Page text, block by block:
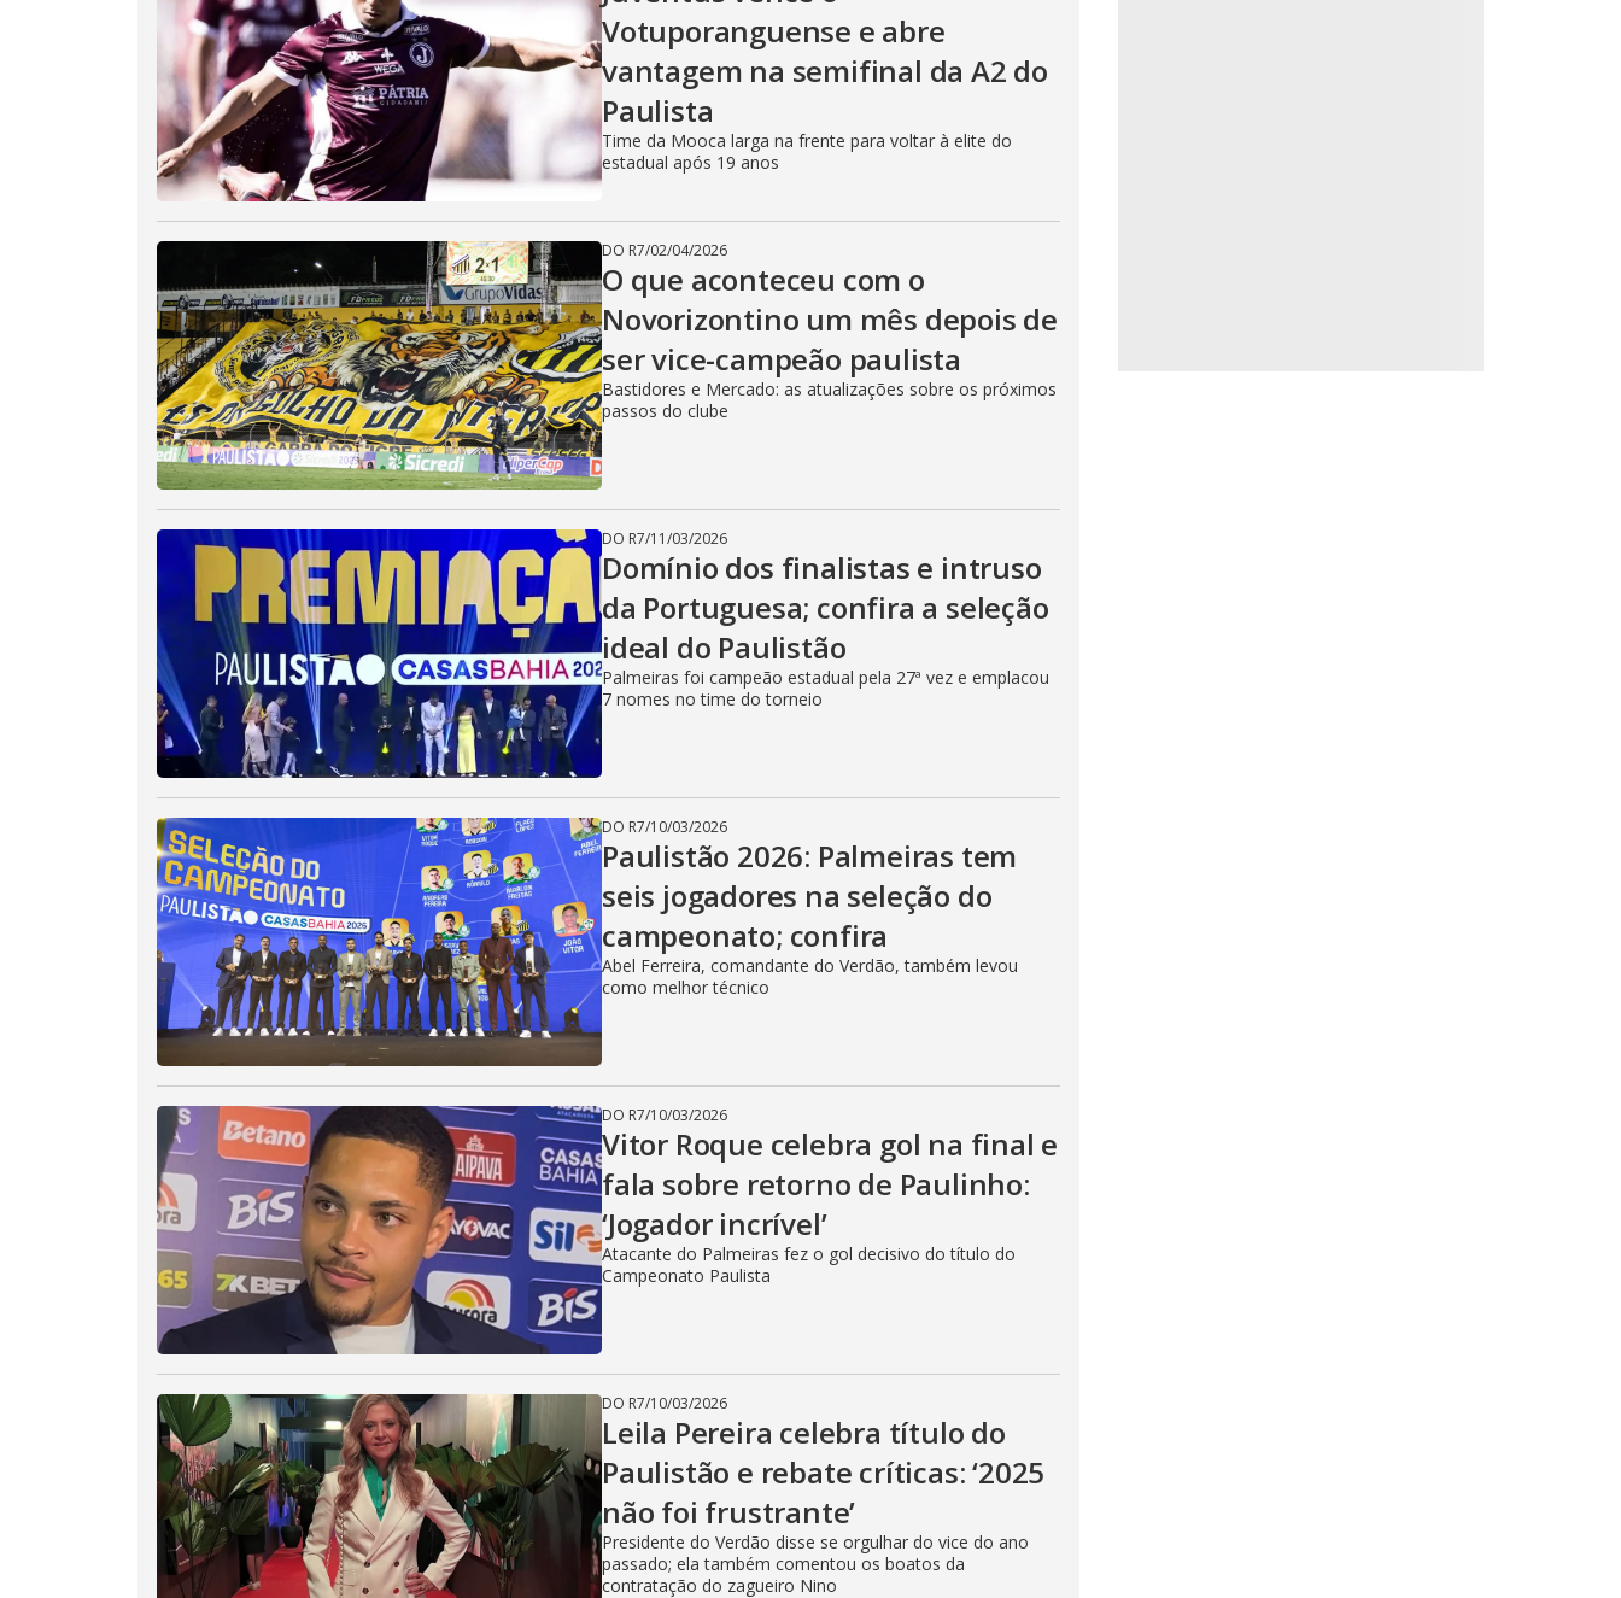
i
d
e
o
Votuporanguense e abre
vantagem na semifinal da A2 do
Paulista
Time da Mooca larga na frente para voltar à elite do
estadual após 19 anos
DO R7/02/04/2026
O que aconteceu com o
Novorizontino um mês depois de
ser vice-campeão paulista
Bastidores e Mercado: as atualizações sobre os próximos
passos do clube
DO R7/11/03/2026
Domínio dos finalistas e intruso
da Portuguesa; confira a seleção
ideal do Paulistão
Palmeiras foi campeão estadual pela 27ª vez e emplacou
7 nomes no time do torneio
DO R7/10/03/2026
Paulistão 2026: Palmeiras tem
seis jogadores na seleção do
campeonato; confira
Abel Ferreira, comandante do Verdão, também levou
como melhor técnico
DO R7/10/03/2026
Vitor Roque celebra gol na final e
fala sobre retorno de Paulinho:
‘Jogador incrível’
Atacante do Palmeiras fez o gol decisivo do título do
Campeonato Paulista
DO R7/10/03/2026
Leila Pereira celebra título do
Paulistão e rebate críticas: ‘2025
não foi frustrante’
Presidente do Verdão disse se orgulhar do vice do ano
passado; ela também comentou os boatos da
contratação do zagueiro Nino